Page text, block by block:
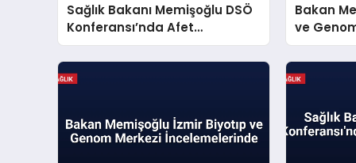
Sağlık Bakanı Memişoğlu DSÖ
Konferansı’nda Afet
Yönetimini Anlattı
Bakan
ve